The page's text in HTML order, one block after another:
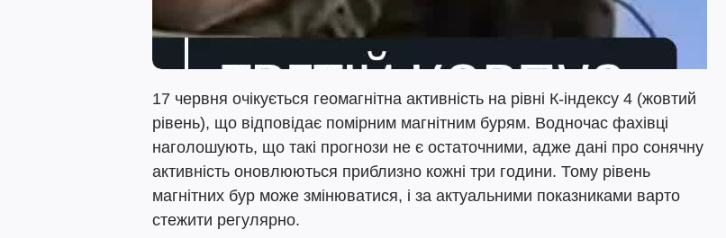
17 червня очікується геомагнітна активність на рівні К-індексу 4 (жовтий
рівень), що відповідає помірним магнітним бурям. Водночас фахівці
наголошують, що такі прогнози не є остаточними, адже дані про сонячну
активність оновлюються приблизно кожні три години. Тому рівень
магнітних бур може змінюватися, і за актуальними показниками варто
стежити регулярно.